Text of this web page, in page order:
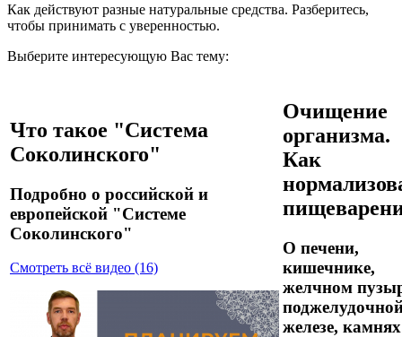
Как действуют разные натуральные средства. Разберитесь,
чтобы принимать с уверенностью.
Выберите интересующую Вас тему:
Что такое "Система
Соколинского"
Подробно о российской и
европейской "Системе
Соколинского"
Смотреть всё видео (16)
Очищение
организма.
Как
О печени,
кишечнике,
желчном
железе, камнях